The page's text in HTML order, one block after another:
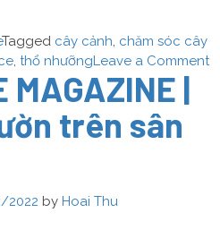
Tagged cây cảnh, chăm sóc cây
, thổ nhưỡngLeave a Comment
MAGAZINE |
trên sân
2022 by Hoai Thu